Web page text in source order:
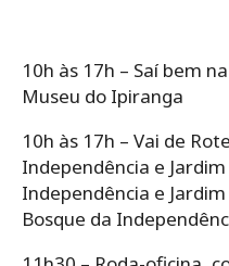
10h às 17h – Saí bem
Museu do Ipiranga
10h às 17h – Vai de
Independência e
Independência e
Bosque da